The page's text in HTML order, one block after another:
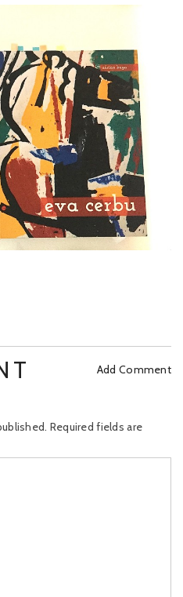
Add Comment
Required fields are